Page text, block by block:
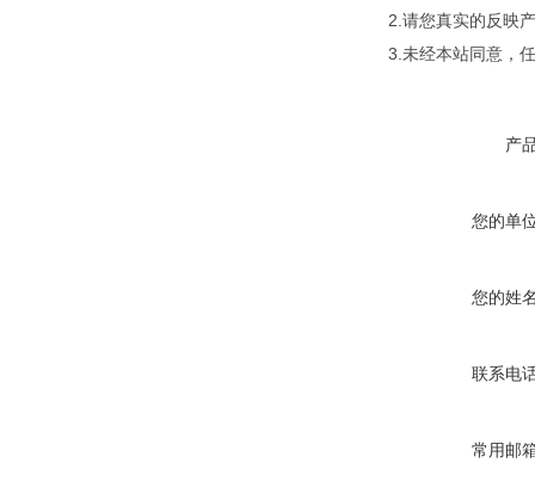
2.请您真实的反映
3.未经本站同意，
产
您的单
您的姓
联系电
常用邮